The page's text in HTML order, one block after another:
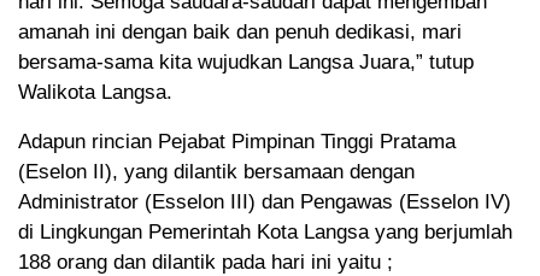
amanah ini dengan baik dan penuh dedikasi, mari
bersama-sama kita wujudkan Langsa Juara,” tutup
Walikota Langsa.
Adapun rincian Pejabat Pimpinan Tinggi Pratama
(Eselon II), yang dilantik bersamaan dengan
Administrator (Esselon III) dan Pengawas (Esselon IV)
di Lingkungan Pemerintah Kota Langsa yang berjumlah
188 orang dan dilantik pada hari ini yaitu ;